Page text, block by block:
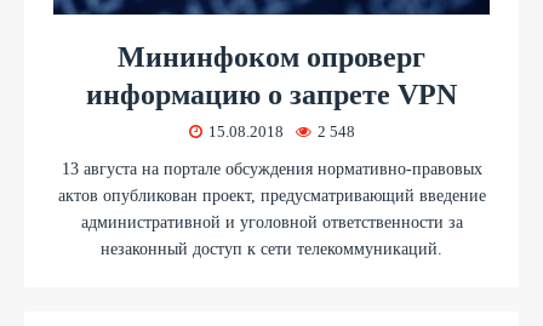
Мининфоком опроверг
информацию о запрете VPN
15.08.2018 2 548
13 августа на портале обсуждения нормативно-правовых
актов опубликован проект, предусматривающий введение
административной и уголовной ответственности за
незаконный доступ к сети телекоммуникаций.